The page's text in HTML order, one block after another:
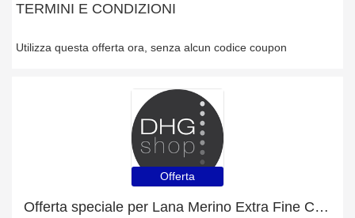
TERMINI E CONDIZIONI
Utilizza questa offerta ora, senza alcun codice coupon
Offerta
Offerta speciale per Lana Merino Extra Fine Cardata | fino al 21% di sconto